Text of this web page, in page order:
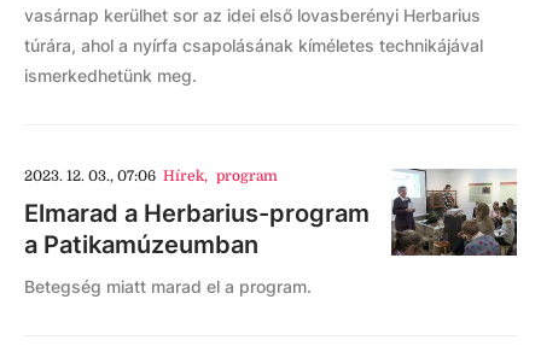
vasárnap kerülhet sor az idei első lovasberényi Herbarius
túrára, ahol a nyírfa csapolásának kíméletes technikájával
ismerkedhetünk meg.
2023. 12. 03., 07:06 Hírek, program
Elmarad a Herbarius-program
a Patikamúzeumban
Betegség miatt marad el a program.